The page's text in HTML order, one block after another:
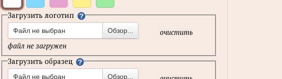
Загрузить логотип
Файл не выбран Обзор...
очистить
файл не загружен
Загрузить образец
Файл не выбран Обзор...